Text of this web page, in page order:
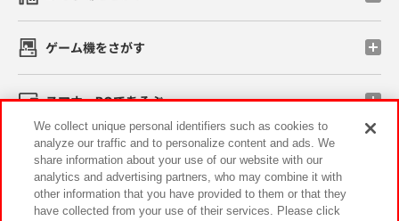
ゲーム機をさがす
スマホ・PCであそぶ
イベント・キャンペーン
We collect unique personal identifiers such as cookies to
analyze our traffic and to personalize content and ads. We
share information about your use of our website with our
analytics and advertising partners, who may combine it with
other information that you have provided to them or that they
have collected from your use of their services. Please click